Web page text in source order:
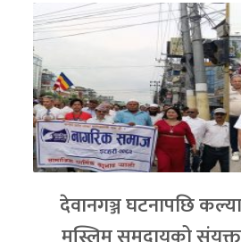
देवानगञ्ज घटनापछि